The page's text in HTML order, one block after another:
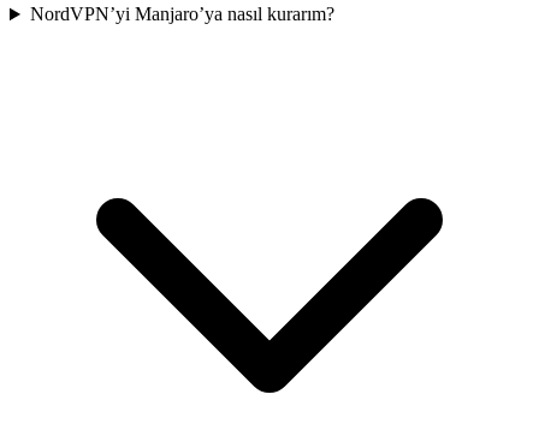
NordVPN’yi Manjaro’ya nasıl kurarım?